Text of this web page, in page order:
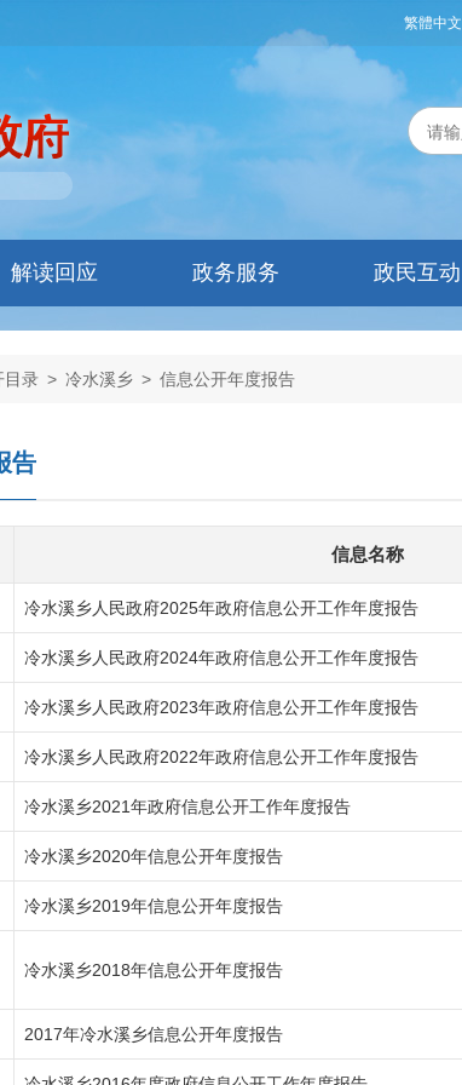
繁體中文
解读回应 政务服务 政民互动
目录 > 冷水溪乡 > 信息公开年度报告
告
信息名称
冷水溪乡人民政府2025年政府信息公开工作年度报告
冷水溪乡人民政府2024年政府信息公开工作年度报告
冷水溪乡人民政府2023年政府信息公开工作年度报告
冷水溪乡人民政府2022年政府信息公开工作年度报告
冷水溪乡2021年政府信息公开工作年度报告
冷水溪乡2020年信息公开年度报告
冷水溪乡2019年信息公开年度报告
冷水溪乡2018年信息公开年度报告
2017年冷水溪乡信息公开年度报告